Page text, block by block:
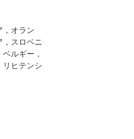
，オラン
スロベニ
ルギー，
リヒテンシ